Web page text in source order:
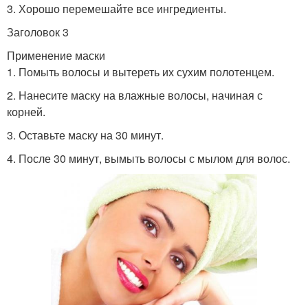
3. Хорошо перемешайте все ингредиенты.
Заголовок 3
Применение маски
1. Помыть волосы и вытереть их сухим полотенцем.
2. Нанесите маску на влажные волосы, начиная с
корней.
3. Оставьте маску на 30 минут.
4. После 30 минут, вымыть волосы с мылом для волос.